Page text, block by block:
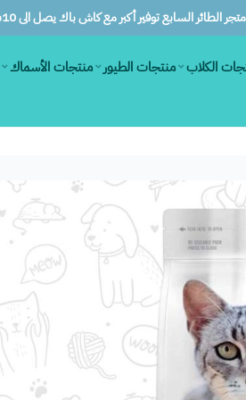
الطائر السابع توفير أكبر مع كاش باك يصل الى 10% سارع و استبدل رصيدك قبل شهرين
الكلاب منتجات الطيور منتجات الأسماك